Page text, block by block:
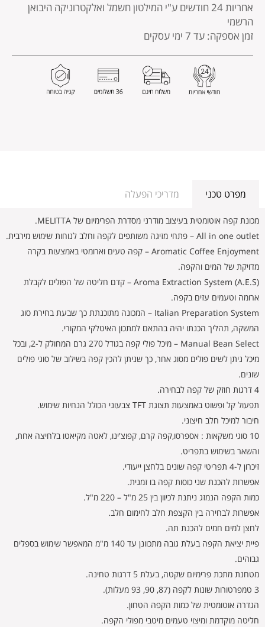
אחריות 24 חודשים
ע"י המילטון חשמל ואלקטרוניקה היבואן
הרשמי
זמן אספקה: עד 7 ימי עסקים
מפרט טכני מדריכי הפעלה
מכונת קפה אוטומטית בעיצוב מודרני מסדרת הפרימיום של MELITTA.
All in one outlet – פתחי מזיגה משותפים לקפה וחלב לנוחות שימוש מירבית.
Aromatic Coffee Enjoyment – קפה טעים וארומטי באמצעות בקרה
מדויקת של המים והקפה.
Aroma Extraction System (A.E.S) – קדם חליטה של הפולים לקבלת
ארומה וטעמים עזים בקפה.
Italian Preparation System – המכונה מתוכנתת כך שבעת בחירת סוג
המשקה, תהליך הכנתו יהיה בהתאם למתכון האיטלקי המקורי.
Manual Bean Select – מיכל פולי קפה בגודל 270 גרם המחולק ל-2, ובכל
מיכל ניתן לשים פולים מסוג אחר, כך שניתן להכין קפה בשילוב של סוגי פולים
שונים.
4 דרגות חוזק של קפה לבחירה.
תפעול קל ופשוט באמצעות תצוגת TFT צבעוני הכולל הנחיות שימוש.
חיבור למיכל חלב חיצוני.
10 סוגי משקאות : אספרסו,קפה קרם, קפוצ'ינו, לאטה מקיאטו בלחיצה אחת,
והשאר בשימוש בתפריט.
זיכרון ל-4 תפריטי קפה שונים בלחצן ייעודי.
אפשרות להכנת שני כוסות קפה בו זמנית.
כמות הקפה הנמזג ניתנת לכיוון בין 25 מ"ל – 220 מ"ל.
אפשרות לבחירה בין הקצפת חלב לחימום חלב.
לחצן למים חמים להכנת תה.
פיית יציאת הקפה בעלת גובה מתכוונן עד 140 מ"מ המאפשר שימוש בספלים
גבוהים.
מטחנת מתכת פרימיום שקטה, בעלת 5 דרגות טחינה.
3 טמפרטורות שונות לקפה (87, 90, 93 מעלות).
הגדרה אוטומטית של כמות הקפה הטחון.
חליטה מוקדמת ומיצוי טעמים מיטבי מפולי הקפה.